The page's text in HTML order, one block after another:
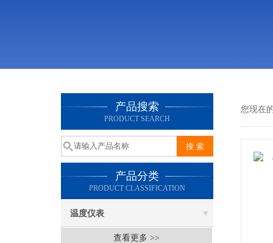
产品搜索
PRODUCT SEARCH
产品分类
PRODUCT CLASSIFICATION
温度仪表
查看更多 >>
您现在